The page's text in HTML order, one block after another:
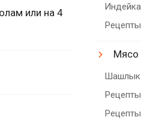
или на 4
Индейка
Мясо
Шашлык